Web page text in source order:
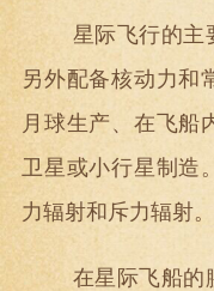
星际飞行的主
另外配备核动力和
月球生产、在飞船
卫星或小行星制造
力辐射和斥力辐射。
在星际飞船的